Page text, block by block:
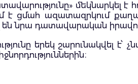
մեկնարկել է
է ցմահ ազատազրկում
են նրա դատավարական
երեկ շարունակվել